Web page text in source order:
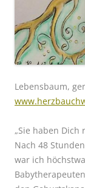
Lebensbaum,
„Sie haben
Nach 48
war ich